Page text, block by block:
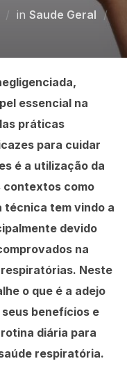
in Saude Geral
essencial na
práticas
para cuidar
é a utilização da
contextos como
técnica tem vindo a
devido
na
Neste
o que é a adejo
benefícios e
diária para
respiratória.